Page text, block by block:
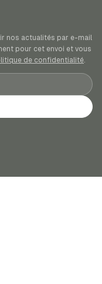
nos actualités par e-mail
pour cet envoi et vous
de confidentialité.